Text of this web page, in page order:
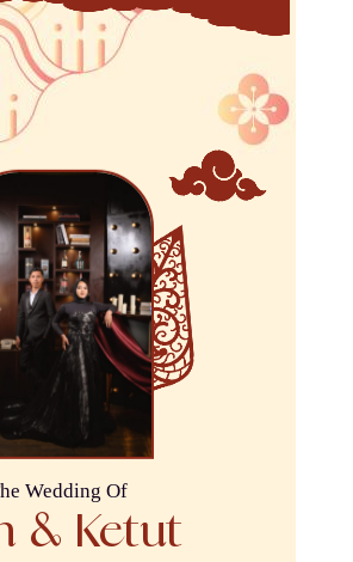
Wedding Of
& Ketut